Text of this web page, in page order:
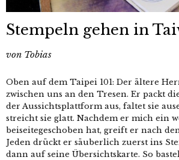
Stempeln gehen in
von Tobias
Oben auf dem Taipei 101: Der ältere
zwischen uns an den Tresen. Er packt
der Aussichtsplattform aus, faltet sie
streicht sie glatt. Nachdem er mich ein
beiseitegeschoben hat, greift er nach
Jeden drückt er säuberlich zuerst ins
dann auf seine Übersichtskarte. So